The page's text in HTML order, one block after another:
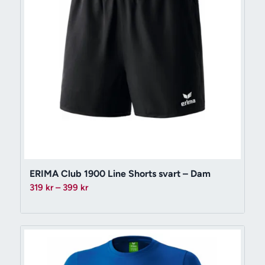
ERIMA Club 1900 Line Shorts svart – Dam
319 kr – 399 krPrisintervall:
till
399 kr